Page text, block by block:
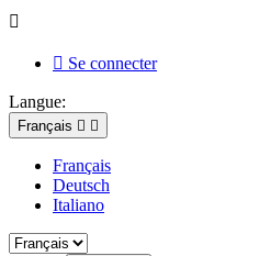

 Se connecter
Langue:
Français  
Français
Deutsch
Italiano